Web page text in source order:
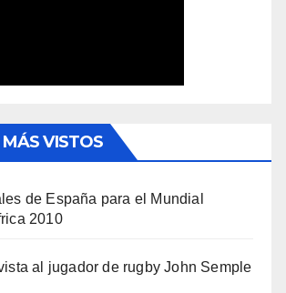
VISTOS
de España para el Mundial
2010
al jugador de rugby John Semple